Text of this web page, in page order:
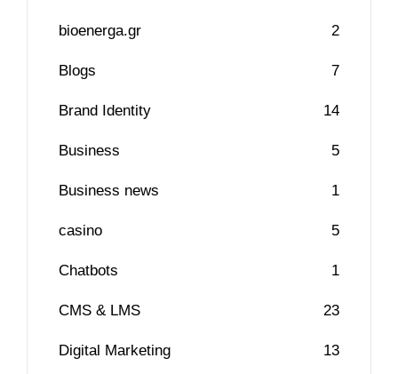
bioenerga.gr 2
Blogs 7
Brand Identity 14
Business 5
Business news 1
casino 5
Chatbots 1
CMS & LMS 23
Digital Marketing 13